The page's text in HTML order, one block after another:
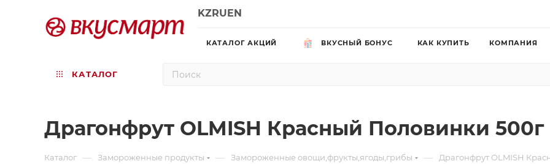
KZRUEN
КАТАЛОГ АКЦИЙ ВКУСНЫЙ БОНУС КАК КУПИТЬ КОМПАНИЯ
КАТАЛОГ
Драгонфрут OLMISH Красный Половинки 500г
Каталог — Замороженные продукты — Замороженные овощи,фрукты,ягоды,грибы — Драгонфрут OLMISH